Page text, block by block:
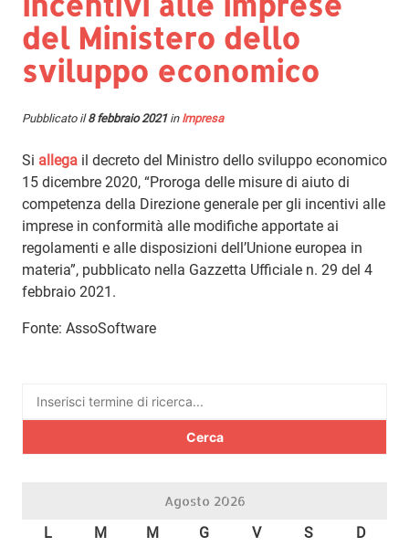
del Ministero dello
sviluppo economico
Pubblicato il8 febbraio 2021in Impresa
Si allega il decreto del Ministro dello sviluppo economico
15 dicembre 2020, “Proroga delle misure di aiuto di
competenza della Direzione generale per gli incentivi alle
imprese in conformità alle modifiche apportate ai
regolamenti e alle disposizioni dell’Unione europea in
materia”, pubblicato nella Gazzetta Ufficiale n. 29 del 4
febbraio 2021.
Fonte: AssoSoftware
Ricerca
Agosto 2026
L M M G V S D